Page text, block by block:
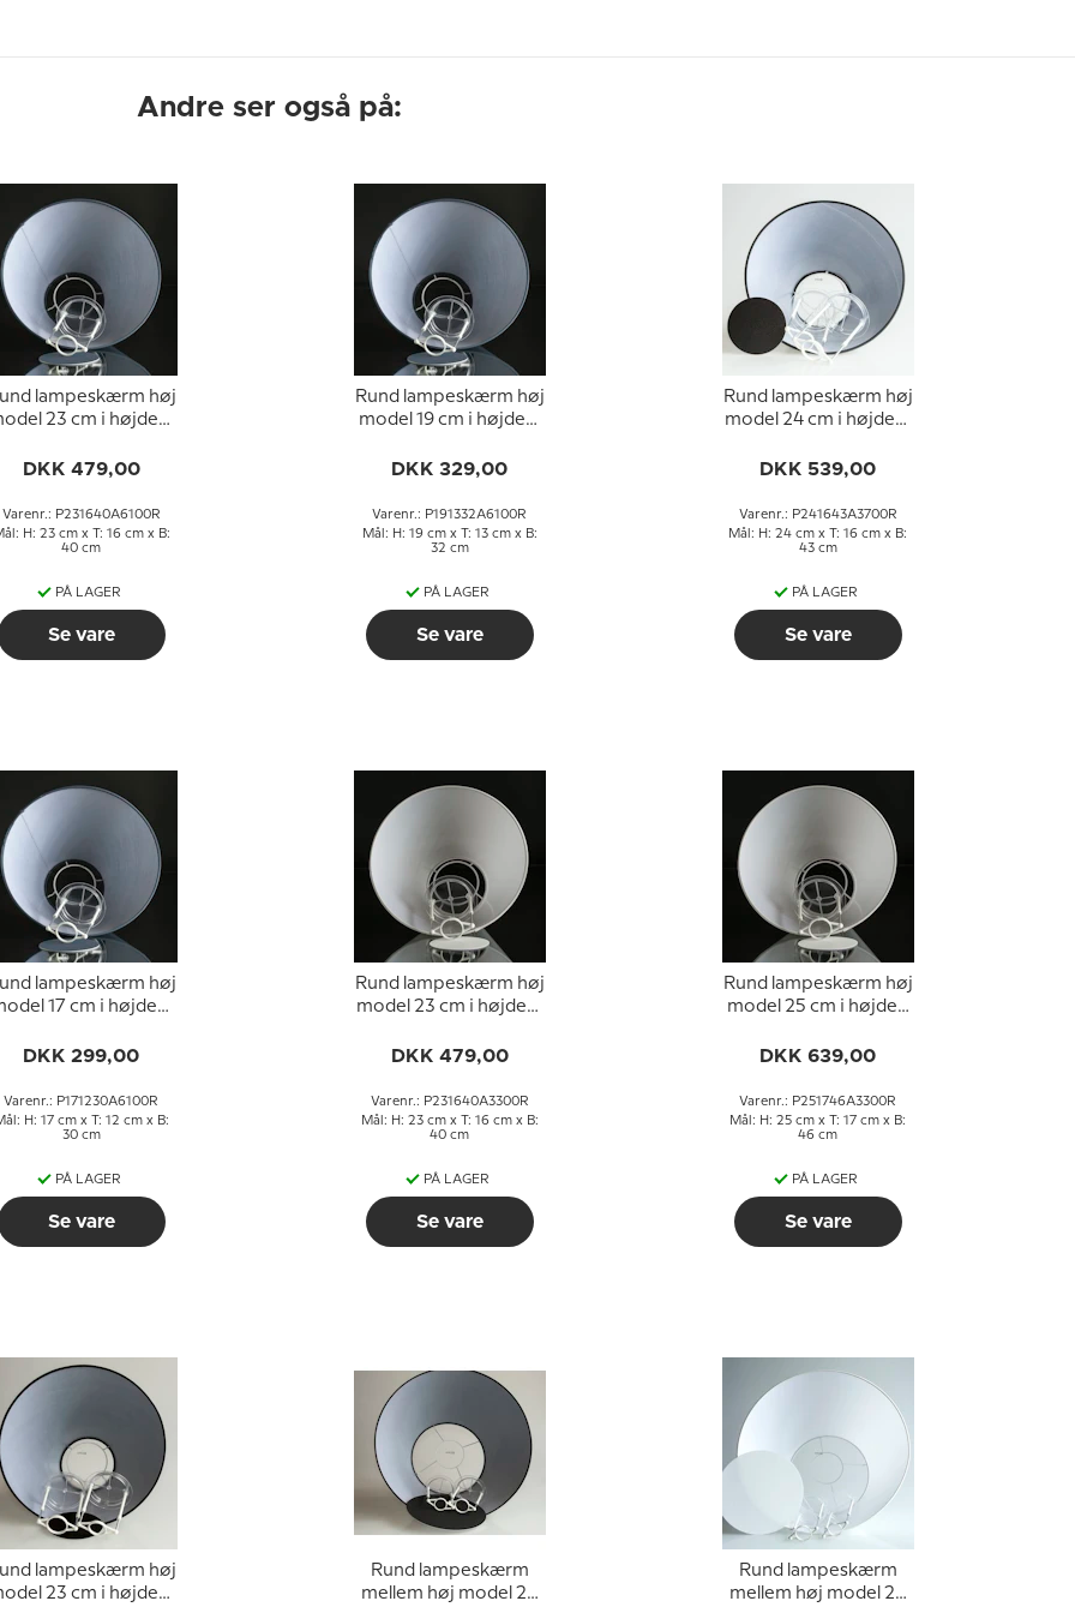
Andre ser også på:
lampeskærm høj
23 cm i højden,
DKK 479,00
Varenr.: P231640A6100R
H: 23 cm x T: 16 cm x B:
40 cm
PÅ LAGER
Se vare
Rund lampeskærm høj
model 19 cm i højden,
DKK 329,00
Varenr.: P191332A6100R
Mål: H: 19 cm x T: 13 cm x B:
32 cm
PÅ LAGER
Se vare
Rund lampeskærm høj
model 24 cm i højden,
DKK 539,00
Varenr.: P241643A3700R
Mål: H: 24 cm x T: 16 cm x B:
43 cm
PÅ LAGER
Se vare
lampeskærm høj
17 cm i højden,
DKK 299,00
Varenr.: P171230A6100R
H: 17 cm x T: 12 cm x B:
30 cm
PÅ LAGER
Se vare
Rund lampeskærm høj
model 23 cm i højden,
DKK 479,00
Varenr.: P231640A3300R
Mål: H: 23 cm x T: 16 cm x B:
40 cm
PÅ LAGER
Se vare
Rund lampeskærm høj
model 25 cm i højden
chintz stof
DKK 639,00
Varenr.: P251746A3300R
Mål: H: 25 cm x T: 17 cm x B:
46 cm
PÅ LAGER
Se vare
lampeskærm høj
23 cm i højden,
Rund lampeskærm
mellem høj model 28
Rund lampeskærm
mellem høj model 28